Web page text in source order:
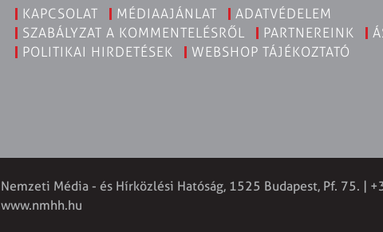
KAPCSOLAT MÉDIAAJÁNLAT
ADATVÉDELEM
SZABÁLYZAT A KOMMENTELÉSRŐL
PARTNEREINK
POLITIKAI HIRDETÉSEK
WEBSHOP TÁJÉKOZTATÓ
Nemzeti Média - és Hírközlési Hatóság, 1525 Budapest, Pf. 75.
www.nmhh.hu